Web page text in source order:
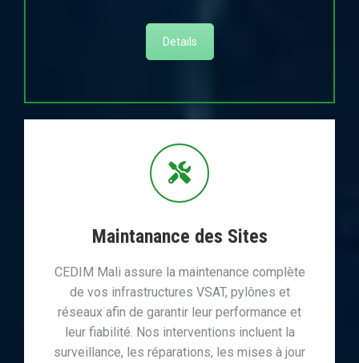
Details
Maintanance des Sites
CEDIM Mali assure la maintenance complète
de vos infrastructures VSAT, pylônes et
réseaux afin de garantir leur performance et
leur fiabilité. Nos interventions incluent la
surveillance, les réparations, les mises à jour